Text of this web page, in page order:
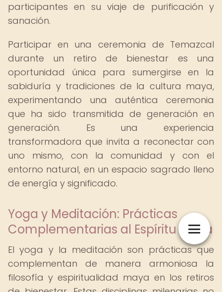
participantes en su viaje de purificación y
sanación.
Participar en una ceremonia de Temazcal
durante un retiro de bienestar es una
oportunidad única para sumergirse en la
sabiduría y tradiciones de la cultura maya,
experimentando una auténtica ceremonia
que ha sido transmitida de generación en
generación. Es una experiencia
transformadora que invita a reconectar con
uno mismo, con la comunidad y con el
entorno natural, en un espacio sagrado lleno
de energía y significado.
Yoga y Meditación: Prácticas
Complementarias al Espíritu Maya
El yoga y la meditación son prácticas que
complementan de manera armoniosa la
filosofía y espiritualidad maya en los retiros